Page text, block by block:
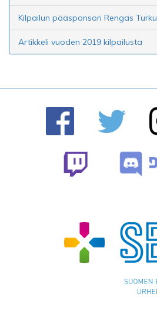
Kilpailun pääsponsori Rengas Turku
Artikkeli vuoden 2019 kilpailusta